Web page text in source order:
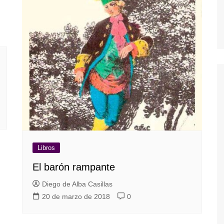
Libros
El barón rampante
Diego de Alba Casillas
20 de marzo de 2018
0